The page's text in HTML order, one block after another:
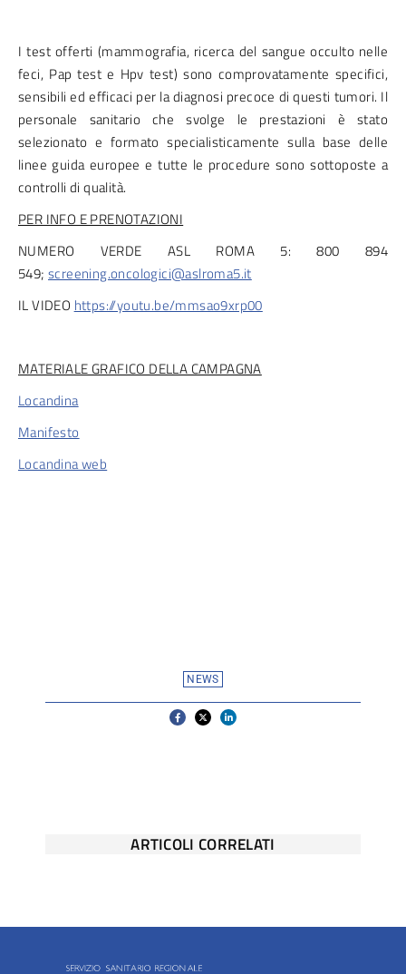
I test offerti (mammografia, ricerca del sangue occulto nelle
feci, Pap test e Hpv test) sono comprovatamente specifici,
sensibili ed efficaci per la diagnosi precoce di questi tumori. Il
personale sanitario che svolge le prestazioni è stato
selezionato e formato specialisticamente sulla base delle
linee guida europee e tutte le procedure sono sottoposte a
controlli di qualità.
PER INFO E PRENOTAZIONI
NUMERO VERDE ASL ROMA 5: 800 894
549; screening.oncologici@aslroma5.it
IL VIDEO https://youtu.be/mmsao9xrp00
MATERIALE GRAFICO DELLA CAMPAGNA
Locandina
Manifesto
Locandina web
NEWS
ARTICOLI CORRELATI